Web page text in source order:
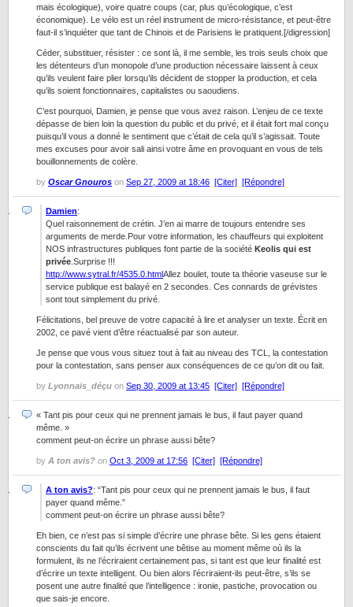
mais écologique), voire quatre coups (car, plus qu’écologique, c’est
économique). Le vélo est un réel instrument de micro-résistance, et peut-être
faut-il s’inquiéter que tant de Chinois et de Parisiens le pratiquent.[/digression]
Céder, substituer, résister : ce sont là, il me semble, les trois seuls choix que
les détenteurs d’un monopole d’une production nécessaire laissent à ceux
qu’ils veulent faire plier lorsqu’ils décident de stopper la production, et cela
qu’ils soient fonctionnaires, capitalistes ou saoudiens.
C’est pourquoi, Damien, je pense que vous avez raison. L’enjeu de ce texte
dépasse de bien loin la question du public et du privé, et il était fort mal conçu
puisqu’il vous a donné le sentiment que c’était de cela qu’il s’agissait. Toute
mes excuses pour avoir sali ainsi votre âme en provoquant en vous de tels
bouillonnements de colère.
by Oscar Gnouros on Sep 27, 2009 at 18:46 [Citer] [Répondre]
Damien:
Quel raisonnement de crétin. J’en ai marre de toujours entendre ses
arguments de merde.Pour votre information, les chauffeurs qui exploitent
NOS infrastructures publiques font partie de la société Keolis qui est
privée .Surprise !!!
http://www.sytral.fr/4535.0.htmlAllez boulet, toute ta théorie vaseuse sur le
service publique est balayé en 2 secondes. Ces connards de grévistes
sont tout simplement du privé.
Félicitations, bel preuve de votre capacité à lire et analyser un texte. Écrit en
2002, ce pavé vient d’être réactualisé par son auteur.
Je pense que vous vous situez tout à fait au niveau des TCL, la contestation
pour la contestation, sans penser aux conséquences de ce qu’on dit ou fait.
by Lyonnais_déçu on Sep 30, 2009 at 13:45 [Citer] [Répondre]
« Tant pis pour ceux qui ne prennent jamais le bus, il faut payer quand
même. »
comment peut-on écrire un phrase aussi bête?
by A ton avis? on Oct 3, 2009 at 17:56 [Citer] [Répondre]
A ton avis?: “Tant pis pour ceux qui ne prennent jamais le bus, il faut
payer quand même.”
comment peut-on écrire un phrase aussi bête?
Eh bien, ce n’est pas si simple d’écrire une phrase bête. Si les gens étaient
conscients du fait qu’ils écrivent une bêtise au moment même où ils la
formulent, ils ne l’écriraient certainement pas, si tant est que leur finalité est
d’écrire un texte intelligent. Ou bien alors l’écriraient-ils peut-être, s’ils se
posent une autre finalité que l’intelligence : ironie, pastiche, provocation ou
que sais-je encore.